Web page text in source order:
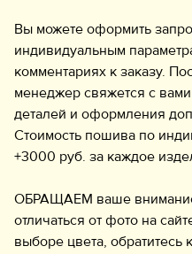
Вы можете оформить
индивидуальным
комментариях к заказу.
менеджер свяжется с
деталей и оформления
Стоимость пошива по
+3000 руб. за каждое
ОБРАЩАЕМ ваше внимание
отличаться от фото на
выборе цвета, обратитесь